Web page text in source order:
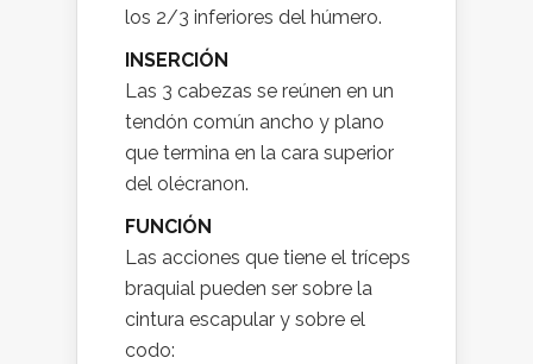
los 2/3 inferiores del húmero.
INSERCIÓN
Las 3 cabezas se reúnen en un
tendón común ancho y plano
que termina en la cara superior
del olécranon.
FUNCIÓN
Las acciones que tiene el tríceps
braquial pueden ser sobre la
cintura escapular y sobre el
codo: